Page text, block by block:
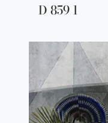
D 859 1